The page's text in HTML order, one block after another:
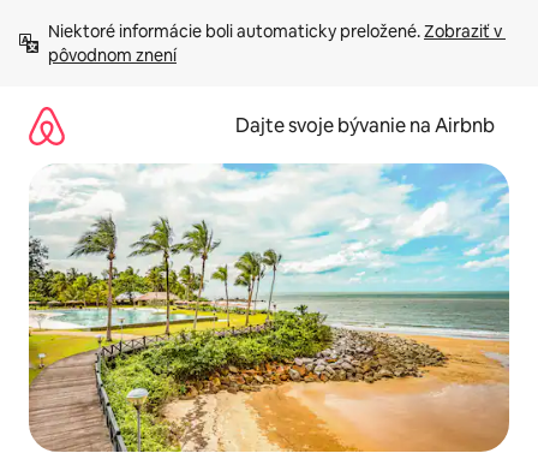
obsah.
Niektoré informácie boli automaticky preložené. Zobraziť v
pôvodnom znení
Dajte svoje bývanie na Airbnb